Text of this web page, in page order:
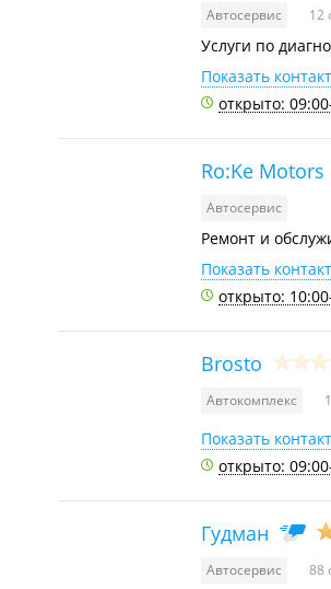
Автосервис 12
Услуги по
Показать
открыто:
Ro:Ke Motors
Автосервис
Ремонт и
Показать
открыто:
Brosto
Автокомплекс
Показать
открыто:
Гудман
Автосервис 88